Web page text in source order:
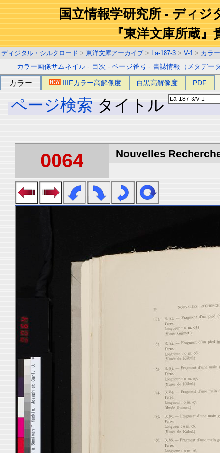
国立情報学研究所 - ディジ
『東洋文庫所蔵』
ディジタル・シルクロード > 東洋文庫アーカイブ > La-187-3 > V-1 > カラ
カラー画像サムネイル - 目次 -ページ番号 -書誌情報（メタデー
カラー IIIFカラー高解像度 白黒高解像度 PDF
ページ検索 タイトル
0064 Nouvelles